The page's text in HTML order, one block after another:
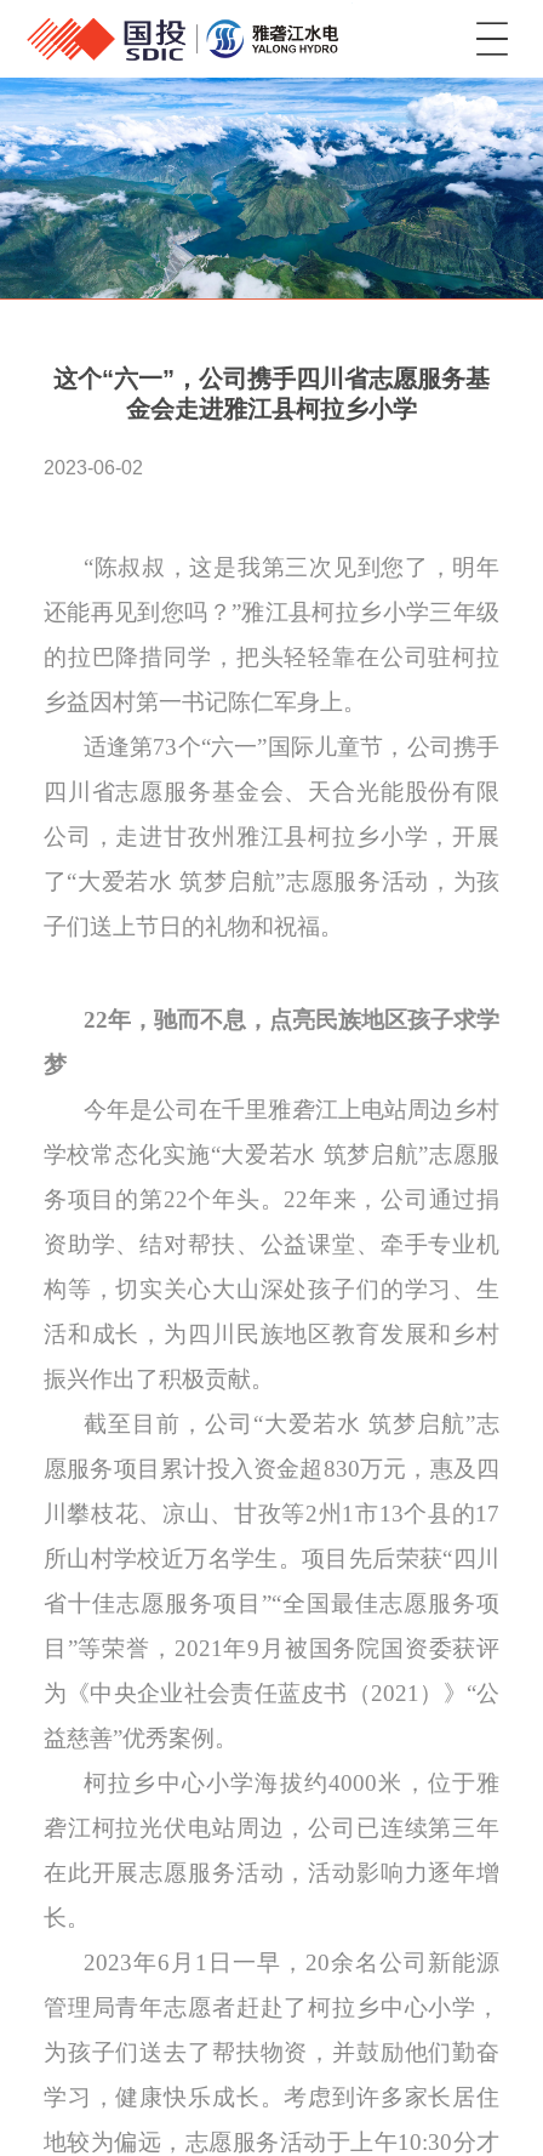
菜单
这个“六一”，公司携手四川省志愿服务基
金会走进雅江县柯拉乡小学
2023-06-02
“陈叔叔，这是我第三次见到您了，明年
还能再见到您吗？”雅江县柯拉乡小学三年级
的拉巴降措同学，把头轻轻靠在公司驻柯拉
乡益因村第一书记陈仁军身上。
适逢第73个“六一”国际儿童节，公司携手
四川省志愿服务基金会、天合光能股份有限
公司，走进甘孜州雅江县柯拉乡小学，开展
了“大爱若水 筑梦启航”志愿服务活动，为孩
子们送上节日的礼物和祝福。
22年，驰而不息，点亮民族地区孩子求学
梦
今年是公司在千里雅砻江上电站周边乡村
学校常态化实施“大爱若水 筑梦启航”志愿服
务项目的第22个年头。 22年来，公司通过捐
资助学、结对帮扶、公益课堂、牵手专业机
构等，切实关心大山深处孩子们的学习、生
活和成长，为四川民族地区教育发展和乡村
振兴作出了积极贡献。
截至目前， 公司 “大爱若水 筑梦启航”志
愿服务项目累计投入资金超830万元，惠及四
川攀枝花、 凉山、甘孜等2州1市13个县的17
所山村学校近万名学生 。项目先后荣获“四川
省十佳志愿服务项目”“全国最佳志愿服务项
目”等荣誉，2021年9月被国务院国资委获评
为《中央企业社会责任蓝皮书（2021）》“公
益慈善”优秀案例。
柯拉乡中心小学海拔约4000米，位于雅
砻江柯拉光伏电站周边，公司已连续第三年
在此开展志愿服务活动，活动影响力逐年增
长。
2023年6月1日一早 ， 20余名公司新能源
管理局青年志愿者赶赴了柯拉乡中心小学，
为孩子们送去了帮扶物资，并鼓励他们勤奋
学习，健康快乐成长。考虑到许多家长居住
地较为偏远，志愿服务活动于上午10:30分才